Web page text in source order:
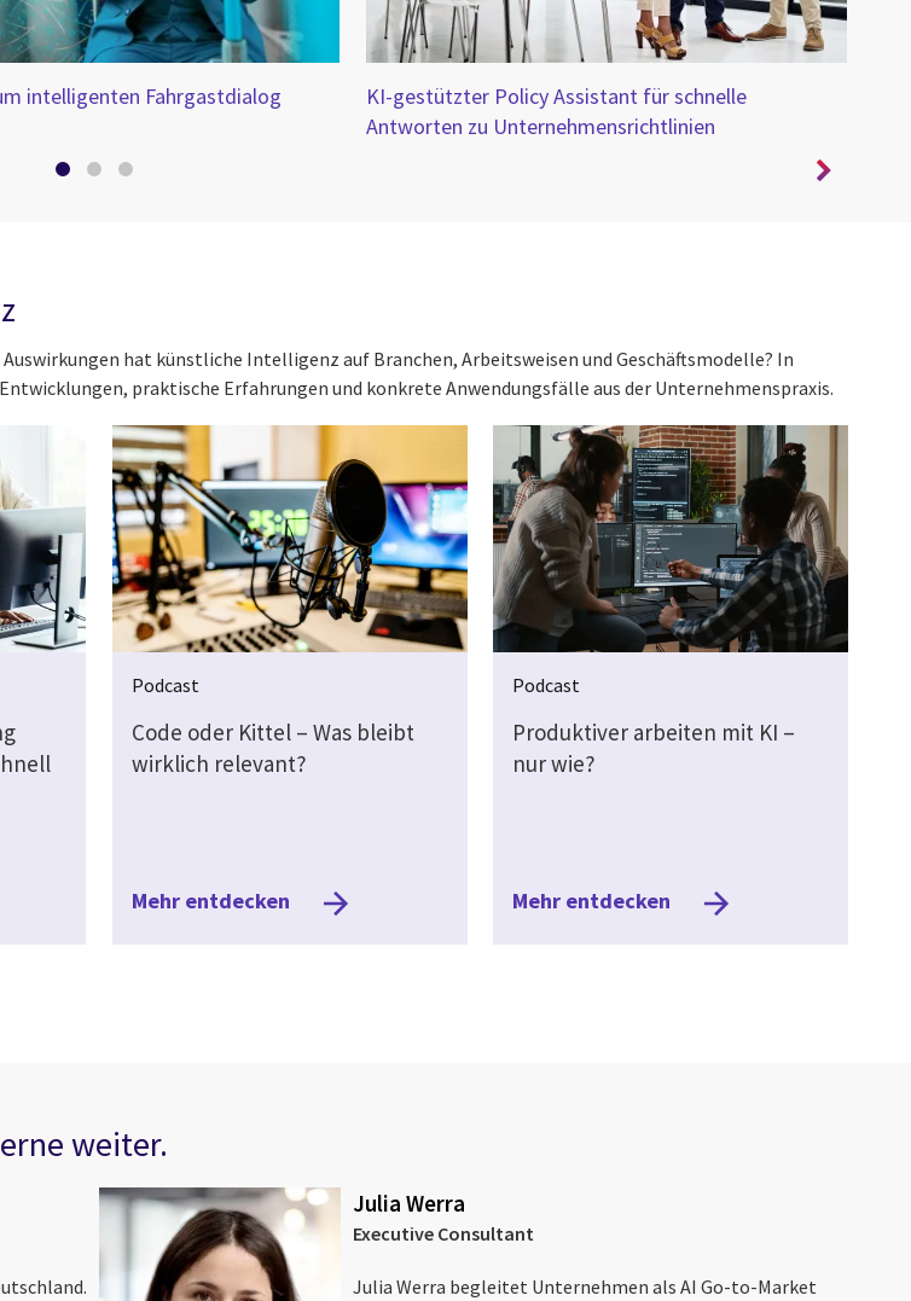
intelligenten Fahrgastdialog
KI-gestützter Policy Assistant für schnelle
Antworten zu Unternehmensrichtlinien
hat künstliche Intelligenz auf Branchen, Arbeitsweisen und Geschäftsmodelle? In
praktische Erfahrungen und konkrete Anwendungsfälle aus der Unternehmenspraxis.
Podcast
Code oder Kittel – Was bleibt
wirklich relevant?
Mehr entdecken
Podcast
Produktiver arbeiten mit KI –
nur wie?
Mehr entdecken
weiter.
Julia Werra
Executive Consultant
Julia Werra begleitet Unternehmen als AI Go-to-Market